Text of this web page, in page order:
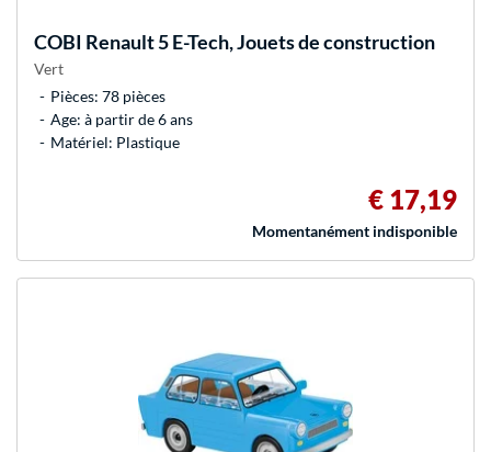
COBI Renault 5 E-Tech, Jouets de construction
Vert
Pièces: 78 pièces
Age: à partir de 6 ans
Matériel: Plastique
€ 17,19
Momentanément indisponible